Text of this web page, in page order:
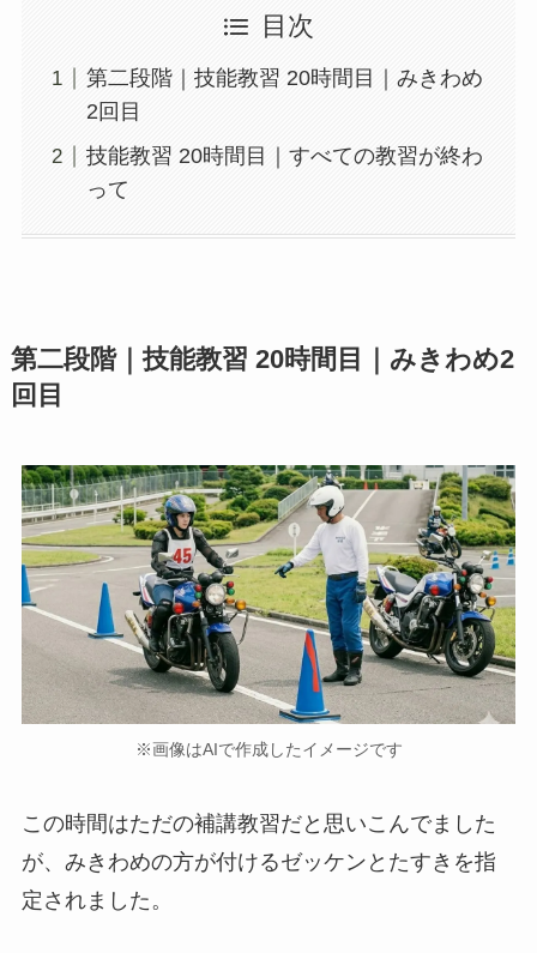
目次
第二段階｜技能教習 20時間目｜みきわめ
2回目
技能教習 20時間目｜すべての教習が終わ
って
第二段階｜技能教習 20時間目｜みきわめ2
回目
※画像はAIで作成したイメージです
この時間はただの補講教習だと思いこんでました
が、みきわめの方が付けるゼッケンとたすきを指
定されました。